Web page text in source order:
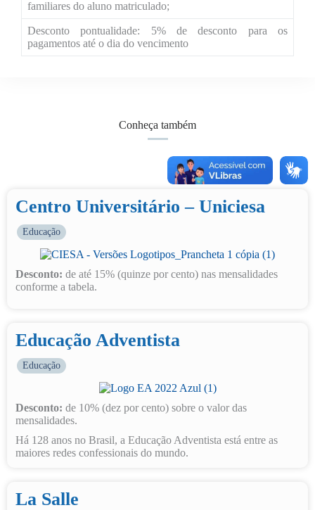
familiares do aluno matriculado;
Desconto pontualidade: 5% de desconto para os
pagamentos até o dia do vencimento
Conheça também
Centro Universitário – Uniciesa
Educação
Desconto: de até 15% (quinze por cento) nas mensalidades
conforme a tabela.
Educação Adventista
Educação
Desconto: de 10% (dez por cento) sobre o valor das
mensalidades.
Há 128 anos no Brasil, a Educação Adventista está entre as
maiores redes confessionais do mundo.
La Salle